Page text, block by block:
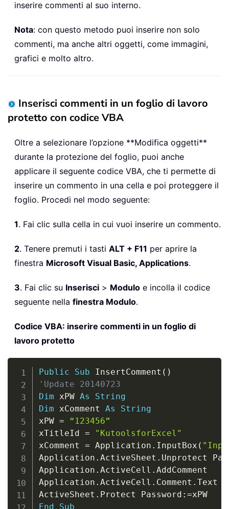
inserire commenti al suo interno.
Nota: con questo metodo puoi inserire non solo
commenti, ma anche altri oggetti, come immagini,
grafici e molto altro.
Inserisci commenti in un foglio di lavoro
protetto con codice VBA
Oltre a selezionare l’opzione **Modifica oggetti**
durante la protezione del foglio, puoi anche
applicare il seguente codice VBA, che ti permette di
inserire un commento in una cella e poi proteggere il
foglio. Procedi nel modo seguente:
1. Fai clic sulla cella in cui vuoi inserire un commento.
2. Tenere premuti i tasti ALT + F11 per aprire la
finestra Microsoft Visual Basic, Applications.
3. Fai clic su Inserisci > Modulo e incolla il codice
seguente nella finestra Modulo.
Codice VBA: inserire commenti in un foglio di
lavoro protetto
Public Sub InsertComment ( )
'Update 20140723
Dim xPW As
String
Dim xComment As
String
xPW =
“123456”
xTitleId =
"KutoolsforExcel"
xComment = Application . InputBox (
Application . ActiveSheet . Unprotect
Application . ActiveCell . AddComment
Application . ActiveCell . Comment . Text
ActiveSheet . Protect Password : =
xPW
End
Sub